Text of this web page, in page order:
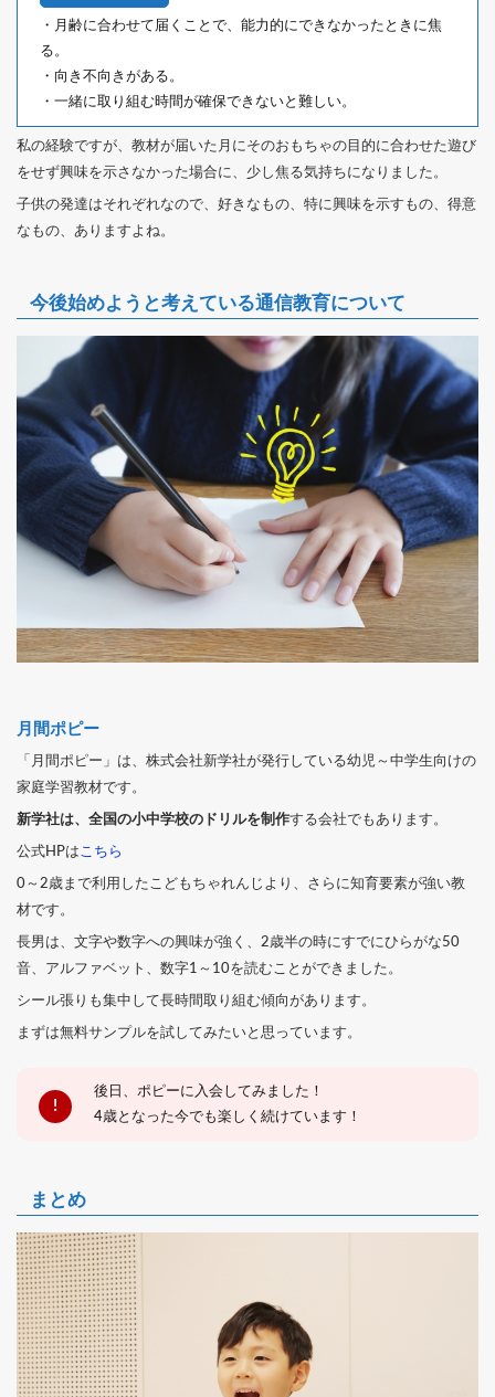
・月齢に合わせて届くことで、能力的にできなかったときに焦
る。
・向き不向きがある。
・一緒に取り組む時間が確保できないと難しい。
私の経験ですが、教材が届いた月にそのおもちゃの目的に合わせた遊び
をせず興味を示さなかった場合に、少し焦る気持ちになりました。
子供の発達はそれぞれなので、好きなもの、特に興味を示すもの、得意
なもの、ありますよね。
今後始めようと考えている通信教育について
月間ポピー
「月間ポピー」は、株式会社新学社が発行している幼児～中学生向けの
家庭学習教材です。
新学社は、全国の小中学校のドリルを制作する会社でもあります。
公式HPは こちら
0～2歳まで利用したこどもちゃれんじより、さらに知育要素が強い教
材です。
長男は、文字や数字への興味が強く、2歳半の時にすでにひらがな50
音、アルファベット、数字1～10を読むことができました。
シール張りも集中して長時間取り組む傾向があります。
まずは無料サンプルを試してみたいと思っています。
後日、ポピーに入会してみました！
4歳となった今でも楽しく続けています！
まとめ